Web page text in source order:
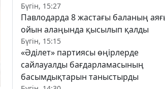
Бүгін, 15:27
Павлодарда 8 жастағы баланың
ойын алаңында қысылып қалды
Бүгін, 15:15
«Әділет» партиясы өңірлерде
сайлауалды бағдарламасының
басымдықтарын таныстырды